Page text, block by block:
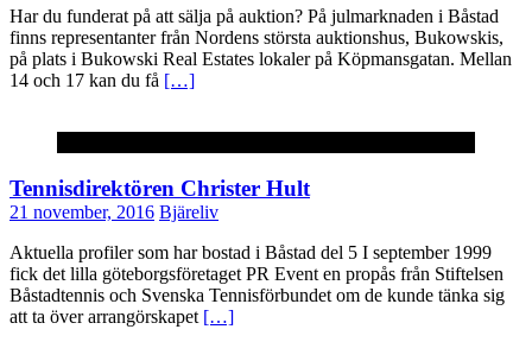
Har du funderat på att sälja på auktion? På julmarknaden i Båstad
finns representanter från Nordens största auktionshus, Bukowskis,
på plats i Bukowski Real Estates lokaler på Köpmansgatan. Mellan
14 och 17 kan du få […]
Tennisdirektören Christer Hult
21 november, 2016 Bjäreliv
Aktuella profiler som har bostad i Båstad del 5 I september 1999
fick det lilla göteborgsföretaget PR Event en propås från Stiftelsen
Båstadtennis och Svenska Tennisförbundet om de kunde tänka sig
att ta över arrangörskapet […]